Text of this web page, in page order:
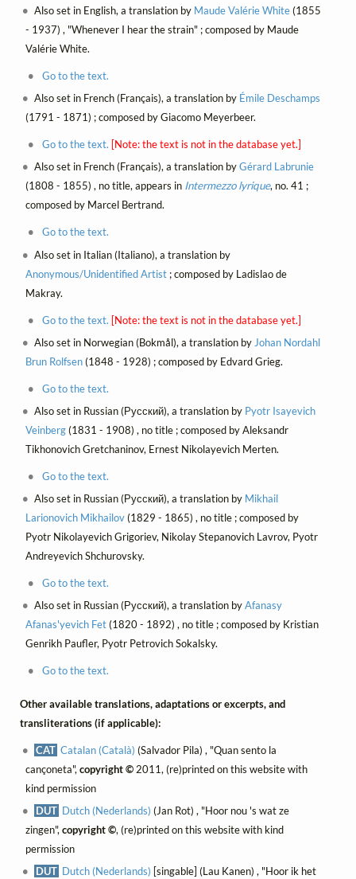
Also set in English, a translation by Maude Valérie White(1855
- 1937) , "Whenever I hear the strain" ; composed by Maude
Valérie White.
Go to the text.
Also set in French (Français), a translation by Émile Deschamps
(1791 - 1871) ; composed by Giacomo Meyerbeer.
Go to the text. [Note: the text is not in the database yet.]
Also set in French (Français), a translation byGérard Labrunie
(1808 - 1855) , no title, appears in Intermezzo lyrique, no. 41 ;
composed by Marcel Bertrand.
Go to the text.
Also set in Italian (Italiano), a translation by
Anonymous/Unidentified Artist; composed by Ladislao de
Makray.
Go to the text. [Note: the text is not in the database yet.]
Also set in Norwegian (Bokmål), a translation by Johan Nordahl
Brun Rolfsen(1848 - 1928) ; composed by Edvard Grieg.
Go to the text.
Also set in Russian (Русский), a translation by Pyotr Isayevich
Veinberg(1831 - 1908) , no title ; composed by Aleksandr
Tikhonovich Gretchaninov, Ernest Nikolayevich Merten.
Go to the text.
Also set in Russian (Русский), a translation by Mikhail
Larionovich Mikhailov(1829 - 1865) , no title ; composed by
Pyotr Nikolayevich Grigoriev, Nikolay Stepanovich Lavrov, Pyotr
Andreyevich Shchurovsky.
Go to the text.
Also set in Russian (Русский), a translation byAfanasy
Afanas'yevich Fet(1820 - 1892) , no title ; composed by Kristian
Genrikh Paufler, Pyotr Petrovich Sokalsky.
Go to the text.
Other available translations, adaptations or excerpts, and
transliterations (if applicable):
CAT Catalan (Català) (Salvador Pila) , "Quan sento la
cançoneta", copyright ©2011, (re)printed on this website with
kind permission
DUT Dutch (Nederlands) (Jan Rot) , "Hoor nou 's wat ze
zingen", copyright ©, (re)printed on this website with kind
permission
DUT Dutch (Nederlands) [singable] (Lau Kanen) , "Hoor ik het